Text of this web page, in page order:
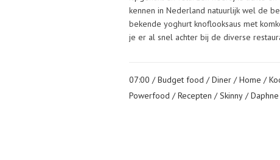
kennen in Nederland natuurlijk wel de
bekende yoghurt knoflooksaus met
je er al snel achter bij de diverse
07:00 /Budget food /Diner /Home /
Powerfood /Recepten /Skinny /